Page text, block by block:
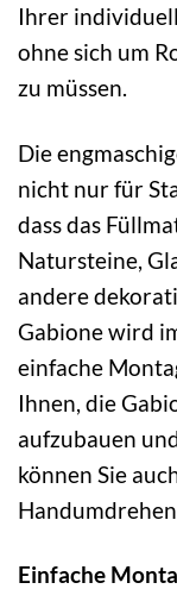
Ihrer
ohne sich um
zu müssen.
Die
nicht nur für
dass das
Natursteine,
andere
Gabione wird
einfache
Ihnen, die
aufzubauen
können Sie
Einfache